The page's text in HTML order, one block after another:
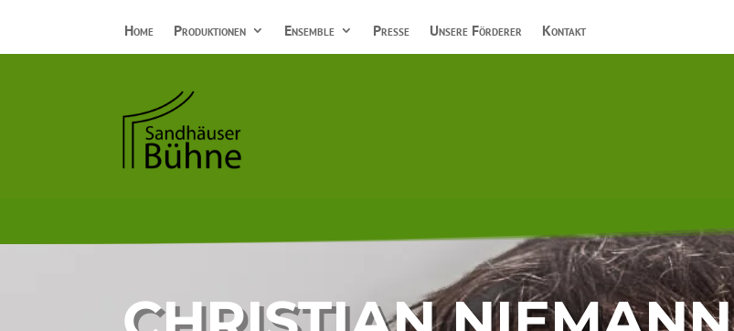
Home Produktionen Ensemble Presse Unsere Förderer Kontakt